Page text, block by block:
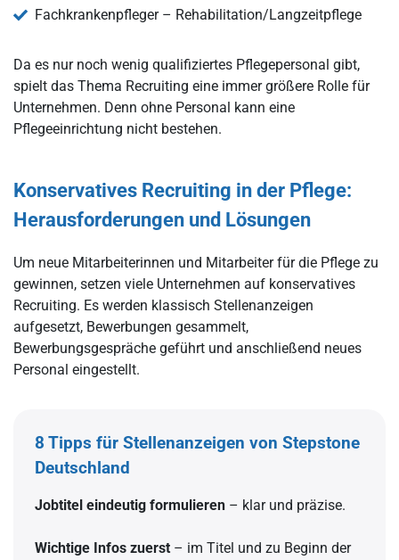
Fachkrankenpfleger – Rehabilitation/Langzeitpflege
Da es nur noch wenig qualifiziertes Pflegepersonal gibt,
spielt das Thema Recruiting eine immer größere Rolle für
Unternehmen. Denn ohne Personal kann eine
Pflegeeinrichtung nicht bestehen.
Konservatives Recruiting in der Pflege:
Herausforderungen und Lösungen
Um neue Mitarbeiterinnen und Mitarbeiter für die Pflege zu
gewinnen, setzen viele Unternehmen auf konservatives
Recruiting. Es werden klassisch Stellenanzeigen
aufgesetzt, Bewerbungen gesammelt,
Bewerbungsgespräche geführt und anschließend neues
Personal eingestellt.
8 Tipps für Stellenanzeigen von Stepstone
Deutschland
Jobtitel eindeutig formulieren – klar und präzise.
Wichtige Infos zuerst – im Titel und zu Beginn der